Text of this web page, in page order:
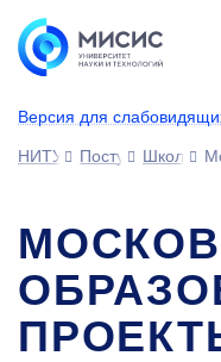
Версия для
НИТУ МИСИСПоступающим